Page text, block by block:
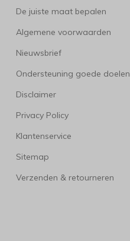
De juiste maat bepalen
Algemene voorwaarden
Nieuwsbrief
Ondersteuning goede doelen
Disclaimer
Privacy Policy
Klantenservice
Sitemap
Verzenden & retourneren